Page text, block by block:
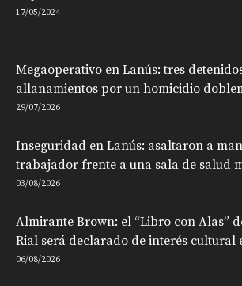
17/05/2024
Megaoperativo en Lanús: tres
allanamientos por un homicidio
29/07/2026
Inseguridad en Lanús: asaltaron a
trabajador frente a una sala de salud
03/08/2026
Almirante Brown: el “Libro con Alas”
Rial será declarado de interés cultural
06/08/2026